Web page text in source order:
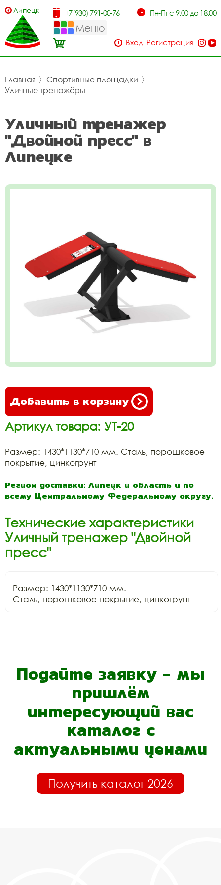
Липецк +7(930) 791-00-76 Пн-Пт с 9.00 до 18.00
Меню
Вход Регистрация
Главная 〉 Спортивные площадки 〉
Уличные тренажёры
Уличный тренажер
"Двойной пресс" в
Липецке
Добавить в корзину
Артикул товара: УТ-20
Размер: 1430*1130*710 мм. Сталь, порошковое
покрытие, цинкогрунт
Регион доставки: Липецк и область и по
всему Центральному Федеральному округу.
Технические характеристики
Уличный тренажер "Двойной
пресс"
Размер: 1430*1130*710 мм.
Сталь, порошковое покрытие, цинкогрунт
Подайте заявку - мы
пришлём
интересующий вас
каталог с
актуальными ценами
Получить каталог 2026